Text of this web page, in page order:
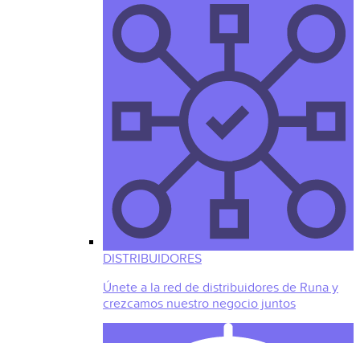
DISTRIBUIDORES
Únete a la red de distribuidores de Runa y
crezcamos nuestro negocio juntos